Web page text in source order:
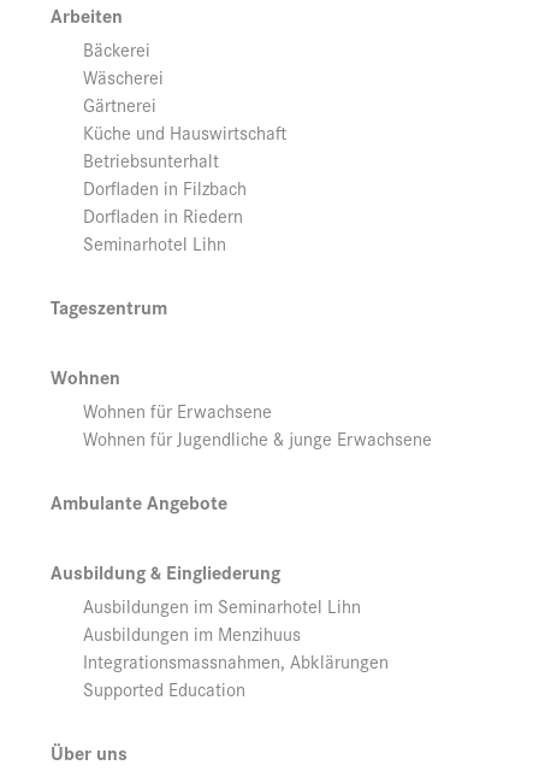
Arbeiten
Bäckerei
Wäscherei
Gärtnerei
Küche und Hauswirtschaft
Betriebsunterhalt
Dorfladen in Filzbach
Dorfladen in Riedern
Seminarhotel Lihn
Tageszentrum
Wohnen
Wohnen für Erwachsene
Wohnen für Jugendliche & junge Erwachsene
Ambulante Angebote
Ausbildung & Eingliederung
Ausbildungen im Seminarhotel Lihn
Ausbildungen im Menzihuus
Integrationsmassnahmen, Abklärungen
Supported Education
Über uns